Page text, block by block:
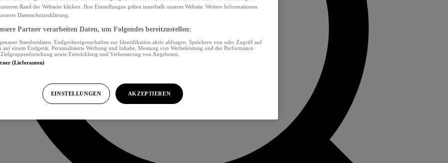
Rand der Webseite klicken. Ihre Einstellungen gelten innerhalb unseres Website. Weitere Informationen
Datenschutzerklärung.
Partner verarbeiten Daten, um Folgendes bereitzustellen:
Standortdaten. Endgeräteeigenschaften zur Identifikation aktiv abfragen. Speichern von oder Zugriff auf
einem Endgerät. Personalisierte Werbung und Inhalte, Messung von Werbeleistung und der Performance
sowie Entwicklung und Verbesserung von Angeboten.
(Lieferanten)
EINSTELLUNGEN AKZEPTIEREN